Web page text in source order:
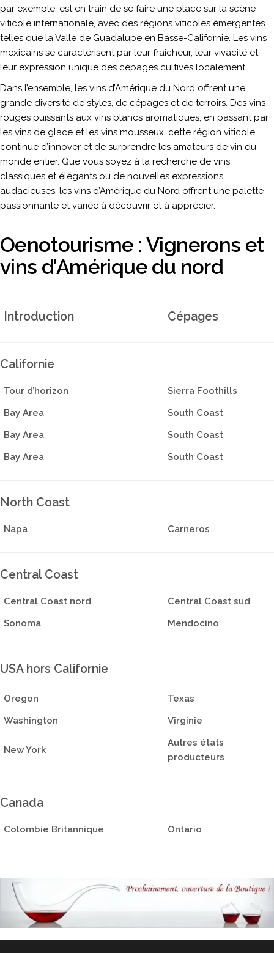
par exemple, est en train de se faire une place sur la scène
viticole internationale, avec des régions viticoles émergentes
telles que la Valle de Guadalupe en Basse-Californie. Les vins
mexicains se caractérisent par leur fraîcheur, leur vivacité et
leur expression unique des cépages cultivés localement.
Dans l’ensemble, les vins d’Amérique du Nord offrent une
grande diversité de styles, de cépages et de terroirs. Des vins
rouges puissants aux vins blancs aromatiques, en passant par
les vins de glace et les vins mousseux, cette région viticole
continue d’innover et de surprendre les amateurs de vin du
monde entier. Que vous soyez à la recherche de vins
classiques et élégants ou de nouvelles expressions
audacieuses, les vins d’Amérique du Nord offrent une palette
passionnante et variée à découvrir et à apprécier.
Oenotourisme : Vignerons et
vins d’Amérique du nord
Introduction Cépages
Californie
Tour d’horizon
Sierra Foothills
Bay Area
South Coast
Bay Area
South Coast
Bay Area
South Coast
North Coast
Napa Carneros
Central Coast
Central Coast nord
Central Coast sud
Sonoma
Mendocino
USA hors Californie
Oregon
Texas
Washington
Virginie
New York
Autres états
producteurs
Canada
Colombie Britannique Ontario